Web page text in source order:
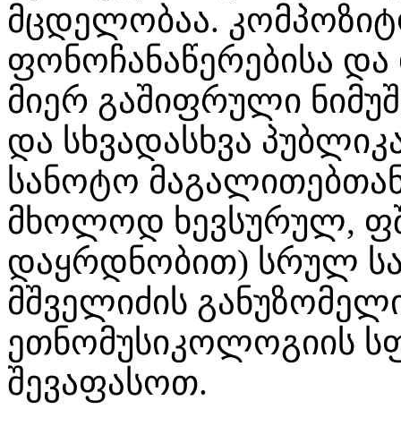
მცდელობაა.
ფონოჩანაწერებისა
მიერ გაშიფრული
და სხვადასხვა
სანოტო
მხოლოდ ხევსურულ,
დაყრდნობით) სრულ
მშველიძის
ეთნომუსიკოლოგიის
შევაფასოთ.